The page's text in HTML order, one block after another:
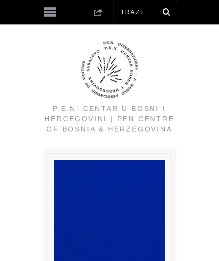
P.E.N. CENTAR U BOSNI I
HERCEGOVINI | PEN CENTRE
OF BOSNIA & HERZEGOVINA